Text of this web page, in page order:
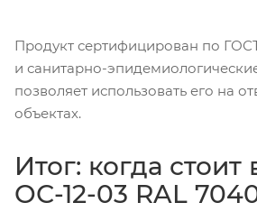
Продукт сертифицирован по
и санитарно-
позволяет использовать его на
объектах.
Итог: когда стоит
ОС-12-03 RAL